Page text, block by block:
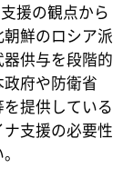
援の観点から
鮮のロシア派
供与を段階的
府や防衛省
提供している
支援の必要性